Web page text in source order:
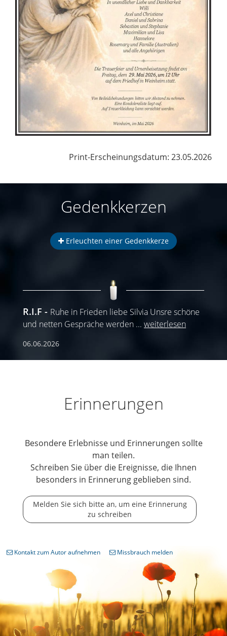
Print-Erscheinungsdatum: 23.05.2026
Gedenkkerzen
Erleuchten einer Gedenkkerze
R.I.F
Ruhe in Frieden liebe Silvia Unsre schöne
und netten Gespräche werden ... weiterlesen
06.06.2026
Erinnerungen
Besondere Erlebnisse und Erinnerungen sollte
man teilen.
Schreiben Sie über die Ereignisse, die Ihnen
besonders in Erinnerung geblieben sind.
Melden Sie sich bitte an, um eine Erinnerung
zu schreiben
Kontakt zum Autor aufnehmen Missbrauch melden